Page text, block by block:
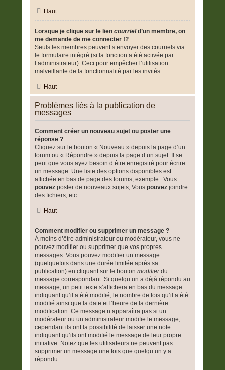
Haut
Lorsque je clique sur le lien courrield’un membre, on
me demande de me connecter !?
Seuls les membres peuvent s’envoyer des courriels via
le formulaire intégré (si la fonction a été activée par
l’administrateur). Ceci pour empêcher l’utilisation
malveillante de la fonctionnalité par les invités.
Haut
Problèmes liés à la publication de
messages
Comment créer un nouveau sujet ou poster une
réponse ?
Cliquez sur le bouton « Nouveau » depuis la page d’un
forum ou « Répondre » depuis la page d’un sujet. Il se
peut que vous ayez besoin d’être enregistré pour écrire
un message. Une liste des options disponibles est
affichée en bas de page des forums, exemple : Vous
pouvez poster de nouveaux sujets, Vous pouvez joindre
des fichiers, etc.
Haut
Comment modifier ou supprimer un message ?
À moins d’être administrateur ou modérateur, vous ne
pouvez modifier ou supprimer que vos propres
messages. Vous pouvez modifier un message
(quelquefois dans une durée limitée après sa
publication) en cliquant sur le bouton modifierdu
message correspondant. Si quelqu’un a déjà répondu au
message, un petit texte s’affichera en bas du message
indiquant qu’il a été modifié, le nombre de fois qu’il a été
modifié ainsi que la date et l’heure de la dernière
modification. Ce message n’apparaîtra pas si un
modérateur ou un administrateur modifie le message,
cependant ils ont la possibilité de laisser une note
indiquant qu’ils ont modifié le message de leur propre
initiative. Notez que les utilisateurs ne peuvent pas
supprimer un message une fois que quelqu’un y a
répondu.